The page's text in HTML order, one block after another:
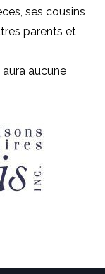
ses cousins
parents et
aucune